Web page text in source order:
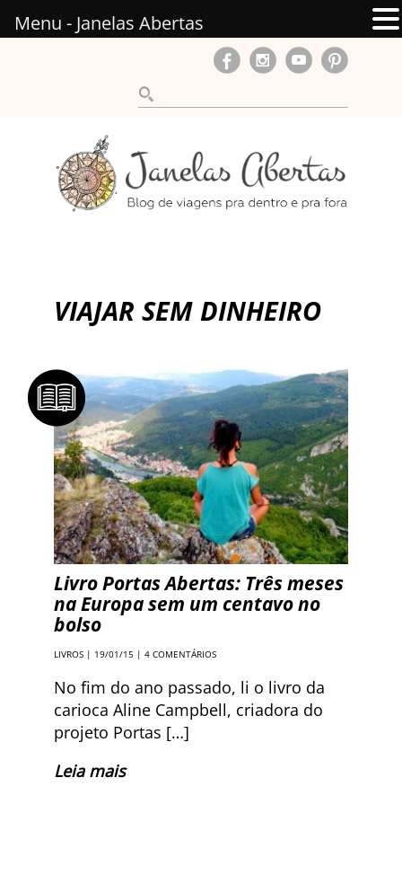
VIAJAR SEM DINHEIRO
Livro Portas Abertas: Três meses
na Europa sem um centavo no
bolso
LIVROS | 19/01/15 | 4 COMENTÁRIOS
No fim do ano passado, li o livro da
carioca Aline Campbell, criadora do
projeto Portas […]
Leia mais
Menu - Janelas Abertas